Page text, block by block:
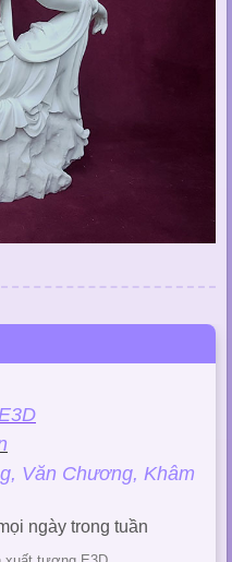
Văn Chương, Khâm
ngày trong tuần